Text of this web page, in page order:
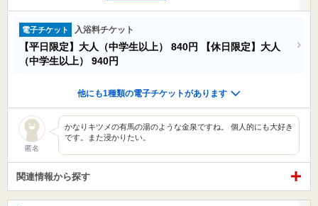
電子チケット 入浴料チケット
【平日限定】大人（中学生以上） 840円
【休日限定】大人
（中学生以上） 940円
他にも1種類の電子チケットがあります
匿名
かなりキツメの有馬の湯のような金泉ですね。 個人的にも大好き
です。また浸かりたい。
関連情報から探す